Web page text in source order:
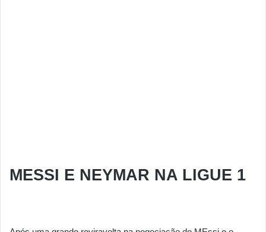
MESSI E NEYMAR NA LIGUE 1